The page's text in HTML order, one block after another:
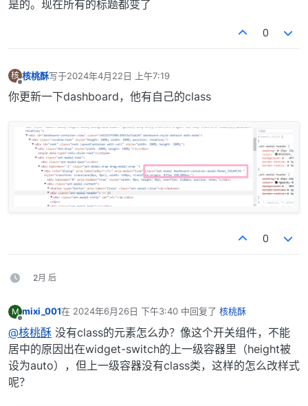
是的。现在所有的标题都变了
0
核
离线
核桃酥写于2024年4月22日 上午7:19
最后由 编辑
你更新一下dashboard，他有自己的class
0
2月 后
M mixi_001在 2024年6月26日 下午3:40 中回复了 核桃酥
最后由 编辑
@核桃酥 没有class的元素怎么办？像这个开关组件，不能
居中的原因出在widget-switch的上一级容器里（height被
设为auto），但上一级容器没有class类，这样的怎么改样式
呢？